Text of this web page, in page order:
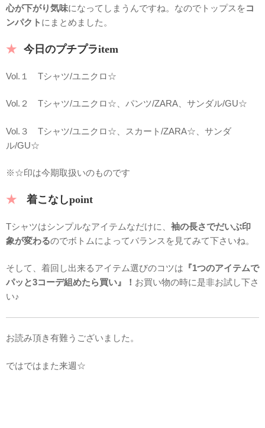
心が下がり気味になってしまうんですね。なのでトップスをコ
ンパクト にまとめました。
今日のプチプラitem
Vol.１ Tシャツ/ユニクロ☆
Vol.２ Tシャツ/ユニクロ☆、パンツ/ZARA、サンダル/GU☆
Vol.３ Tシャツ/ユニクロ☆、スカート/ZARA☆、サンダ
ル/GU☆
※☆印は今期取扱いのものです
着こなしpoint
Tシャツはシンプルなアイテムなだけに、 袖の長さでだいぶ印
象が変わるのでボトムによってバランスを見てみて下さいね。
そして、着回し出来るアイテム選びのコツは 『1つのアイテムで
パッと3コーデ組めたら買い』！ お買い物の時に是非お試し下さ
い♪
お読み頂き有難うございました。
ではではまた来週☆